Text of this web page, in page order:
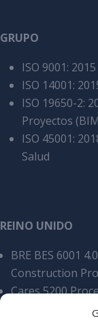
GRUPO
ISO 9001:
ISO 14001:
ISO 19650-2:
Proyectos
ISO 45001:
Salud
REINO UNIDO
BRE BES 6001
Construction
Cares 5200
products, overall